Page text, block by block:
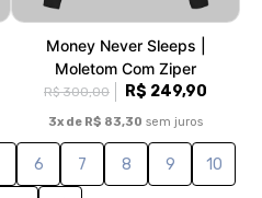
Money Never Sleeps |
Moletom Com Ziper
R$ 300,00 R$ 249,90
3x de R$ 83,30 sem juros
6 7 8 9 10